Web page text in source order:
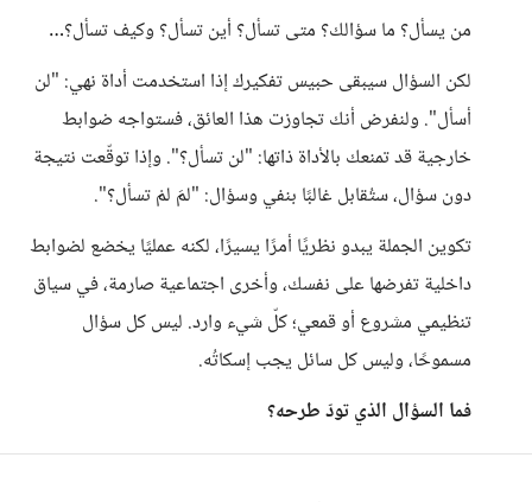
من يسأل؟ ما سؤالك؟ متى تسأل؟ أين تسأل؟ وكيف تسأل؟…
لكن السؤال سيبقى حبيس تفكيرك إذا استخدمت أداة نهي: "لن
أسأل". ولنفرض أنك تجاوزت هذا العائق، فستواجه ضوابط
خارجية قد تمنعك بالأداة ذاتها: "لن تسأل؟". وإذا توقّعت نتيجة
دون سؤال، ستُقابل غالبًا بنفي وسؤال: "لمَ لمْ تسأل؟".
تكوين الجملة يبدو نظريًا أمرًا يسيرًا، لكنه عمليًا يخضع لضوابط
داخلية تفرضها على نفسك، وأخرى اجتماعية صارمة، في سياق
تنظيمي مشروع أو قمعي؛ كلّ شيء وارد. ليس كل سؤال
مسموحًا، وليس كل سائل يجب إسكاتُه.
فما السؤال الذي تودّ طرحه؟